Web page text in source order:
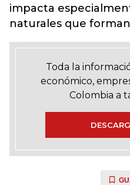
impacta
naturales que
Toda la
económico,
Colombia a